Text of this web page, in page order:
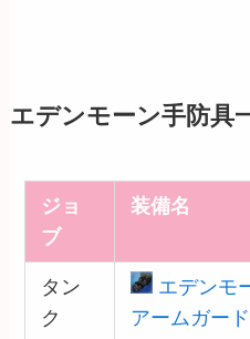
エデンモーン手防具
ジョ
ブ
装備名
タン
ク
エデンモ
アームガード